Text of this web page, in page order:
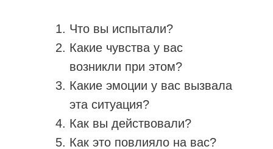
Что вы испытали?
Какие чувства у вас
возникли при этом?
Какие эмоции у вас вызвала
эта ситуация?
Как вы действовали?
Как это повлияло на вас?